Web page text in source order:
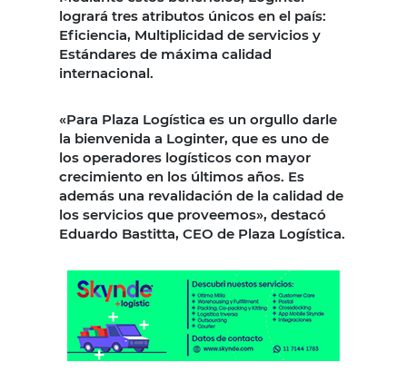
logrará tres atributos únicos en el país:
Eficiencia, Multiplicidad de servicios y
Estándares de máxima calidad
internacional.
«Para Plaza Logística es un orgullo darle
la bienvenida a Loginter, que es uno de
los operadores logísticos con mayor
crecimiento en los últimos años. Es
además una revalidación de la calidad de
los servicios que proveemos», destacó
Eduardo Bastitta, CEO de Plaza Logística.